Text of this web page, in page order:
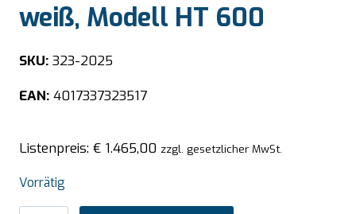
weiß, Modell HT 600
SKU: 323-2025
EAN: 4017337323517
Listenpreis: € 1.465,00 zzgl. gesetzlicher MwSt.
Vorrätig